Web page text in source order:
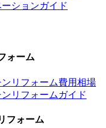
ーションガイド
ォーム
ンリフォーム費用相場
リフォームガイド
フォーム